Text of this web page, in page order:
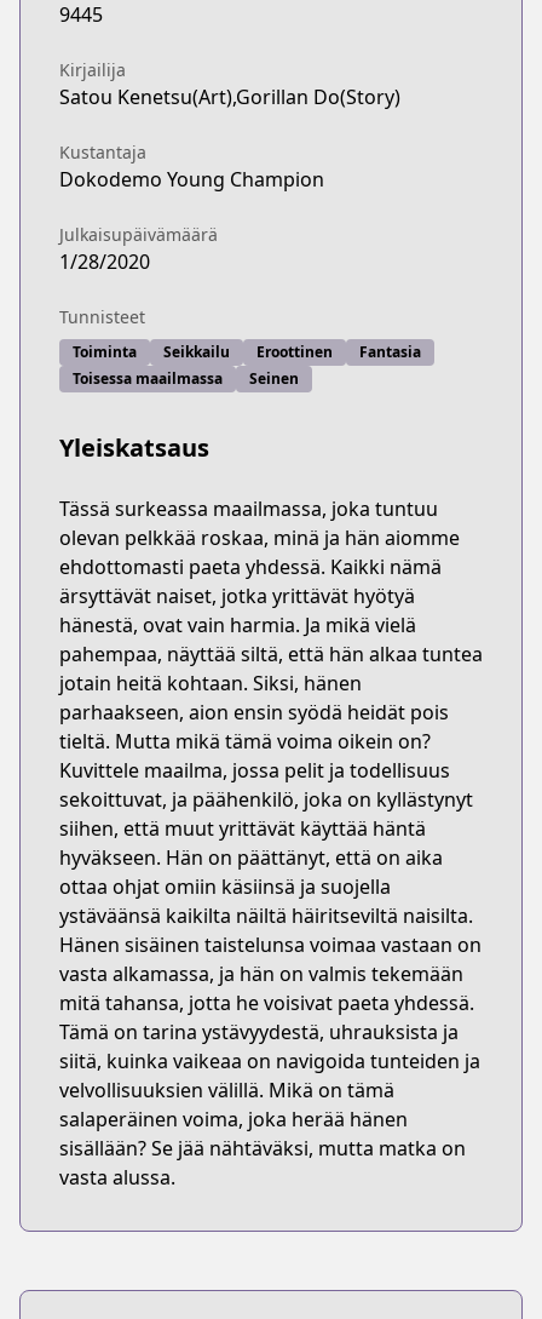
9445
Kirjailija
Satou Kenetsu(Art),Gorillan Do(Story)
Kustantaja
Dokodemo Young Champion
Julkaisupäivämäärä
1/28/2020
Tunnisteet
Toiminta Seikkailu Eroottinen
Fantasia
Toisessa maailmassa
Seinen
Yleiskatsaus
Tässä surkeassa maailmassa, joka tuntuu
olevan pelkkää roskaa, minä ja hän aiomme
ehdottomasti paeta yhdessä. Kaikki nämä
ärsyttävät naiset, jotka yrittävät hyötyä
hänestä, ovat vain harmia. Ja mikä vielä
pahempaa, näyttää siltä, että hän alkaa tuntea
jotain heitä kohtaan. Siksi, hänen
parhaakseen, aion ensin syödä heidät pois
tieltä. Mutta mikä tämä voima oikein on?
Kuvittele maailma, jossa pelit ja todellisuus
sekoittuvat, ja päähenkilö, joka on kyllästynyt
siihen, että muut yrittävät käyttää häntä
hyväkseen. Hän on päättänyt, että on aika
ottaa ohjat omiin käsiinsä ja suojella
ystäväänsä kaikilta näiltä häiritseviltä naisilta.
Hänen sisäinen taistelunsa voimaa vastaan on
vasta alkamassa, ja hän on valmis tekemään
mitä tahansa, jotta he voisivat paeta yhdessä.
Tämä on tarina ystävyydestä, uhrauksista ja
siitä, kuinka vaikeaa on navigoida tunteiden ja
velvollisuuksien välillä. Mikä on tämä
salaperäinen voima, joka herää hänen
sisällään? Se jää nähtäväksi, mutta matka on
vasta alussa.